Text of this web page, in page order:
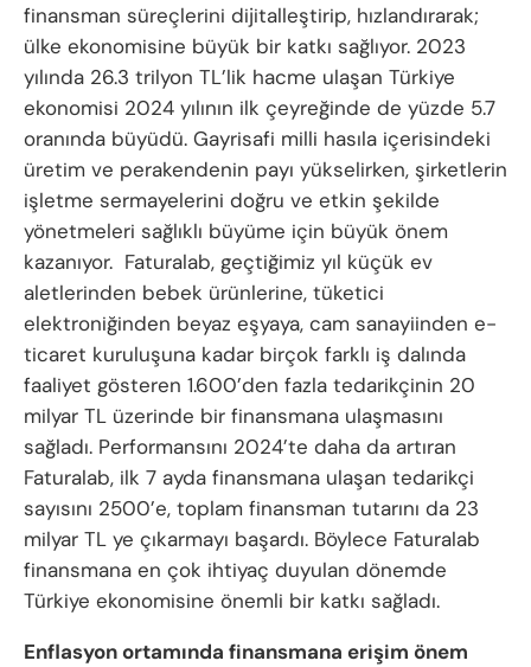
finansman süreçlerini dijitalleştirip, hızlandırarak;
ülke ekonomisine büyük bir katkı sağlıyor. 2023
yılında 26.3 trilyon TL’lik hacme ulaşan Türkiye
ekonomisi 2024 yılının ilk çeyreğinde de yüzde 5.7
oranında büyüdü. Gayrisafi milli hasıla içerisindeki
üretim ve perakendenin payı yükselirken, şirketlerin
işletme sermayelerini doğru ve etkin şekilde
yönetmeleri sağlıklı büyüme için büyük önem
kazanıyor. Faturalab, geçtiğimiz yıl küçük ev
aletlerinden bebek ürünlerine, tüketici
elektroniğinden beyaz eşyaya, cam sanayiinden e-
ticaret kuruluşuna kadar birçok farklı iş dalında
faaliyet gösteren 1.600’den fazla tedarikçinin 20
milyar TL üzerinde bir finansmana ulaşmasını
sağladı. Performansını 2024’te daha da artıran
Faturalab, ilk 7 ayda finansmana ulaşan tedarikçi
sayısını 2500’e, toplam finansman tutarını da 23
milyar TL ye çıkarmayı başardı. Böylece Faturalab
finansmana en çok ihtiyaç duyulan dönemde
Türkiye ekonomisine önemli bir katkı sağladı.
Enflasyon ortamında finansmana erişim önem